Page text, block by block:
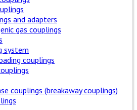
and adapters
gas couplings
system
couplings
couplings (breakaway couplings)